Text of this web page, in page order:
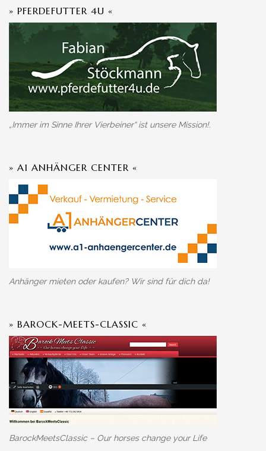
» PFERDEFUTTER 4U «
„Immer im Sinne Ihrer Vierbeiner“ ist unsere Mission!.
» A1 ANHÄNGER CENTER «
Anhänger mieten oder kaufen? Wir sind für dich da!
» BAROCK-MEETS-CLASSIC «
BarockMeetsClassic – Our horses change your Life